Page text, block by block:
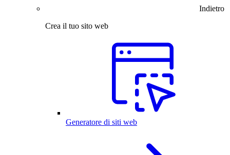
Indietro
Crea il tuo sito web
Generatore di siti web